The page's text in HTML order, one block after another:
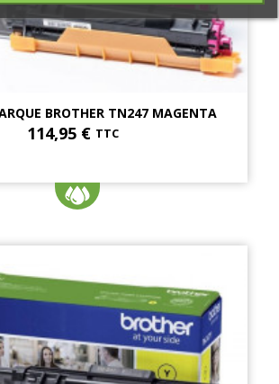
BROTHER TN247 MAGENTA
114,95 € TTC